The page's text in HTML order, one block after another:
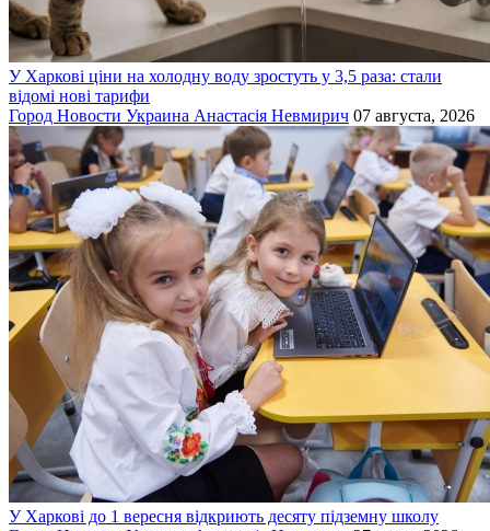
У Харкові ціни на холодну воду зростуть у 3,5 раза: стали
відомі нові тарифи
Город Новости Украина Анастасія Невмирич 07 августа, 2026
У Харкові до 1 вересня відкриють десяту підземну школу